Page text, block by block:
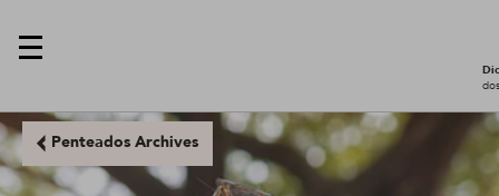
Penteados Archives